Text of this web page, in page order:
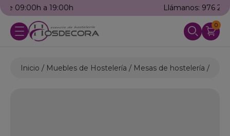
0
Inicio Muebles de Hostelería Mesas de hostelería